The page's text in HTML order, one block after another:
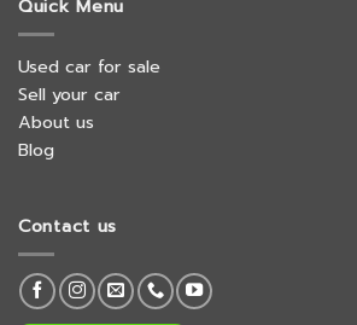
Quick Menu
Used car for sale
Sell your car
About us
Blog
Contact us